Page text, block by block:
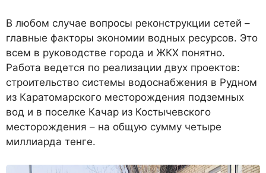
В любом случае вопросы реконструкции сетей –
главные факторы экономии водных ресурсов. Это
всем в руководстве города и ЖКХ понятно.
Работа ведется по реализации двух проектов:
строительство системы водоснабжения в Рудном
из Каратомарского месторождения подземных
вод и в поселке Качар из Костычевского
месторождения – на общую сумму четыре
миллиарда тенге.